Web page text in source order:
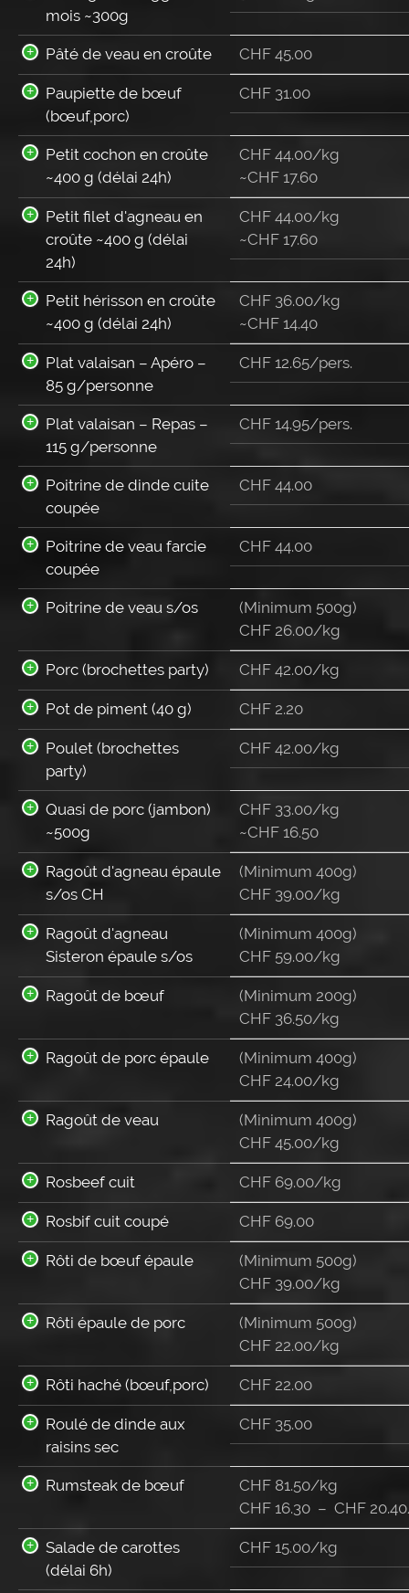
mois ~300g
Pâté de veau en croûte CHF 45.00
Paupiette de bœuf
(bœuf,porc)
CHF 31.00
Petit cochon en croûte
~400 g (délai 24h)
CHF 44.00/kg
~CHF 17.60
Petit filet d'agneau en
croûte ~400 g (délai
24h)
CHF 44.00/kg
~CHF 17.60
Petit hérisson en croûte
~400 g (délai 24h)
CHF 36.00/kg
~CHF 14.40
Plat valaisan – Apéro –
85 g/personne
CHF 12.65/pers.
Plat valaisan – Repas –
115 g/personne
CHF 14.95/pers.
Poitrine de dinde cuite
coupée
CHF 44.00
Poitrine de veau farcie
coupée
CHF 44.00
Poitrine de veau s/os
(Minimum 500g)
CHF 26.00/kg
Porc (brochettes party) CHF 42.00/kg
Pot de piment (40 g) CHF 2.20
Poulet (brochettes
party)
CHF 42.00/kg
Quasi de porc (jambon)
~500g
CHF 33.00/kg
~CHF 16.50
Ragoût d'agneau épaule
s/os CH
(Minimum 400g)
CHF 39.00/kg
Ragoût d'agneau
Sisteron épaule s/os
(Minimum 400g)
CHF 59.00/kg
Ragoût de bœuf
(Minimum 200g)
CHF 36.50/kg
Ragoût de porc épaule
(Minimum 400g)
CHF 24.00/kg
Ragoût de veau
(Minimum 400g)
CHF 45.00/kg
Rosbeef cuit CHF 69.00/kg
Rosbif cuit coupé CHF 69.00
Rôti de bœuf épaule
(Minimum 500g)
CHF 39.00/kg
Rôti épaule de porc
(Minimum 500g)
CHF 22.00/kg
Rôti haché (bœuf,porc) CHF 22.00
Roulé de dinde aux
raisins sec
CHF 35.00
Rumsteak de bœuf
CHF 81.50/kg
CHF 16.30 – CHF 20.40
Salade de carottes
(délai 6h)
CHF 15.00/kg